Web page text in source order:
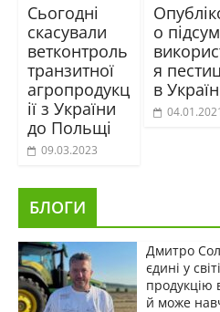
Сьогодні
скасували
ветконтроль
транзитної
агропродукц
ії з України
до Польщі
09.03.2023
о
я
в
БЛОГИ
Дмитро
єдині у
продукцію
й може